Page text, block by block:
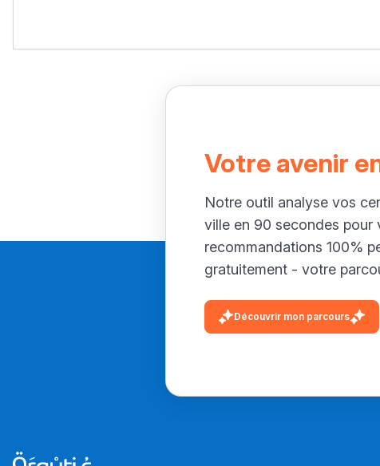
Votre avenir
Notre outil analyse vos
ville en 90 secondes pour
recommandations 100%
gratuitement - votre
Découvrir mon parcours